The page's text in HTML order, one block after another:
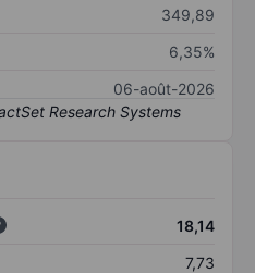
349,89
6,35%
06-août-2026
18,14
7,73